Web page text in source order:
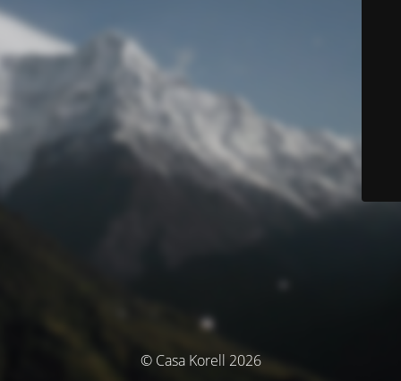
© Casa Korell 2026